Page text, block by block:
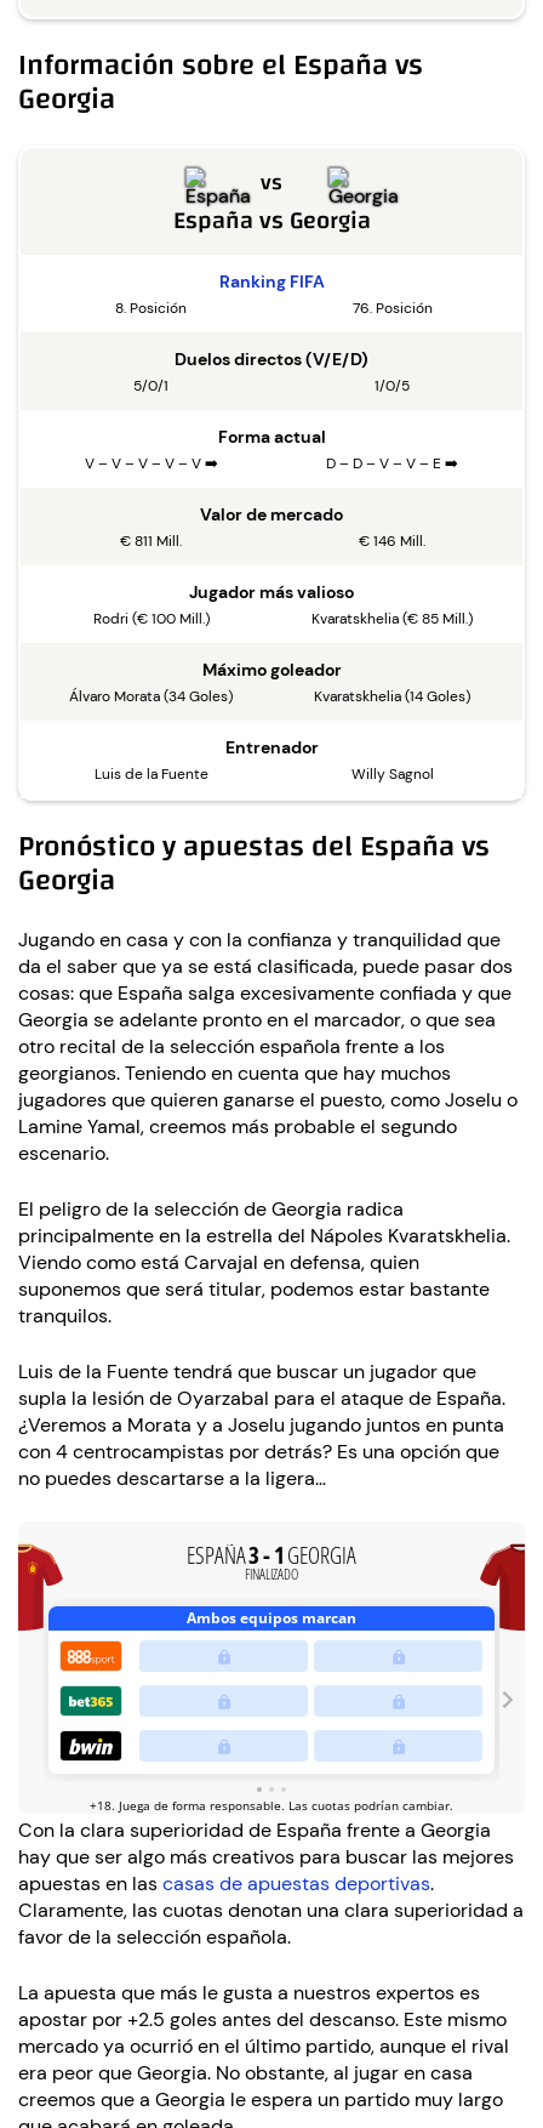
Información sobre el España vs
Georgia
vs
EspañavsGeorgia
Ranking FIFA
8. Posición 76. Posición
Duelos directos (V/E/D)
5/0/1 1/0/5
Forma actual
V – V – V – V – V ➡️ D – D – V – V – E ➡️
Valor de mercado
€ 811 Mill. € 146 Mill.
Jugador más valioso
Rodri (€ 100 Mill.) Kvaratskhelia (€ 85 Mill.)
Máximo goleador
Álvaro Morata (34 Goles) Kvaratskhelia (14 Goles)
Entrenador
Luis de la Fuente Willy Sagnol
Pronóstico y apuestas del España vs
Georgia
Jugando en casa y con la confianza y tranquilidad que
da el saber que ya se está clasificada, puede pasar dos
cosas: que España salga excesivamente confiada y que
Georgia se adelante pronto en el marcador, o que sea
otro recital de la selección española frente a los
georgianos. Teniendo en cuenta que hay muchos
jugadores que quieren ganarse el puesto, como Joselu o
Lamine Yamal, creemos más probable el segundo
escenario.
El peligro de la selección de Georgia radica
principalmente en la estrella del Nápoles Kvaratskhelia.
Viendo como está Carvajal en defensa, quien
suponemos que será titular, podemos estar bastante
tranquilos.
Luis de la Fuente tendrá que buscar un jugador que
supla la lesión de Oyarzabal para el ataque de España.
¿Veremos a Morata y a Joselu jugando juntos en punta
con 4 centrocampistas por detrás? Es una opción que
no puedes descartarse a la ligera…
Con la clara superioridad de España frente a Georgia
hay que ser algo más creativos para buscar las mejores
apuestas en lascasas de apuestas deportivas.
Claramente, las cuotas denotan una clara superioridad a
favor de la selección española.
La apuesta que más le gusta a nuestros expertos es
apostar por +2.5 goles antes del descanso. Este mismo
mercado ya ocurrió en el último partido, aunque el rival
era peor que Georgia. No obstante, al jugar en casa
creemos que a Georgia le espera un partido muy largo